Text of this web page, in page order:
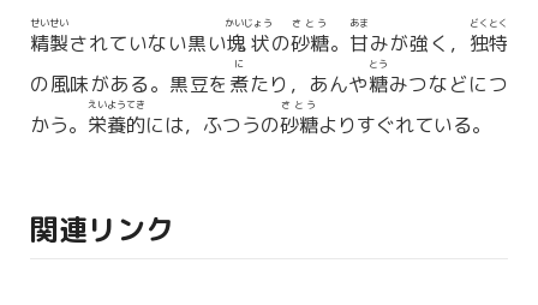
精製
せいせい
されていない黒い塊状
かいじょう
の砂糖
さとう
。 甘
あま
みが強く， 独特
どくとく
の風味がある。黒豆を 煮
に
たり，あんや糖
とう
みつなどにつ
かう。 栄養的
えいようてき
には，ふつうの砂糖
さとう
よりすぐれている。
関連リンク